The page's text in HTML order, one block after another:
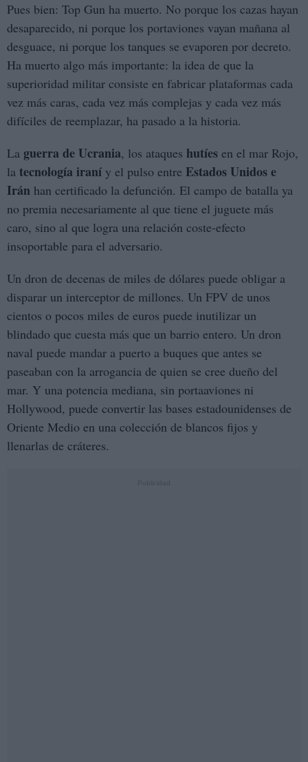
Pues bien: Top Gun ha muerto. No porque los cazas hayan
desaparecido, ni porque los portaviones vayan mañana al
desguace, ni porque los tanques se evaporen por decreto.
Ha muerto algo más importante: la idea de que la
superioridad militar consiste en fabricar plataformas cada
vez más caras, cada vez más complejas y cada vez más
difíciles de reemplazar, ha pasado a la historia.
La guerra de Ucrania, los ataques hutíes en el mar Rojo,
la tecnología iraní y el pulso entre Estados Unidos e
Irán han certificado la defunción. El campo de batalla ya
no premia necesariamente al que tiene el juguete más
caro, sino al que logra una relación coste-efecto
insoportable para el adversario.
Un dron de decenas de miles de dólares puede obligar a
disparar un interceptor de millones. Un FPV de unos
cientos o pocos miles de euros puede inutilizar un
blindado que cuesta más que un barrio entero. Un dron
naval puede mandar a puerto a buques que antes se
paseaban con la arrogancia de quien se cree dueño del
mar. Y una potencia mediana, sin portaaviones ni
Hollywood, puede convertir las bases estadounidenses de
Oriente Medio en una colección de blancos fijos y
llenarlas de cráteres.